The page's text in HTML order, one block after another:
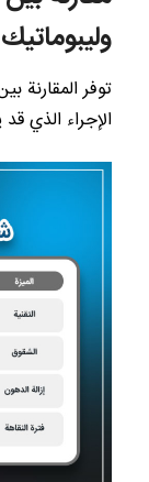
وليبوماتيك
توفر المقارنة
الإجراء الذي